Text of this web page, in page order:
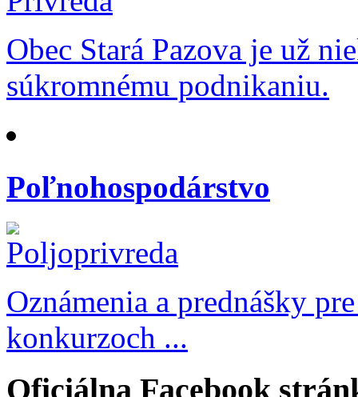
Obec Stará Pazova je už
súkromnému podnikaniu.
Poľnohospodárstvo
Oznámenia a prednášky
konkurzoch ...
Oficiálna Facebook